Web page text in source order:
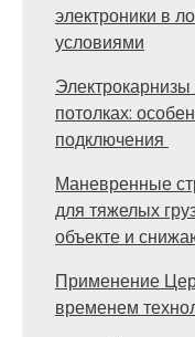
электроники в
условиями
потолках:
подключения
Маневренные
для тяжелых
объекте и
Применение
временем